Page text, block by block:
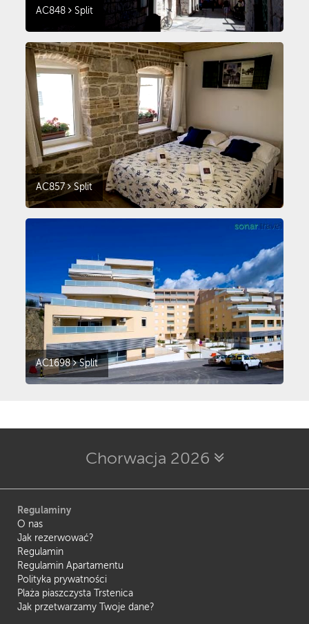
AC848 Split
AC857 Split
AC1698 Split
Chorwacja 2026
Regulaminy
O nas
Jak rezerwować?
Regulamin
Regulamin Apartamentu
Polityka prywatności
Plaża piaszczysta Trstenica
Jak przetwarzamy Twoje dane?